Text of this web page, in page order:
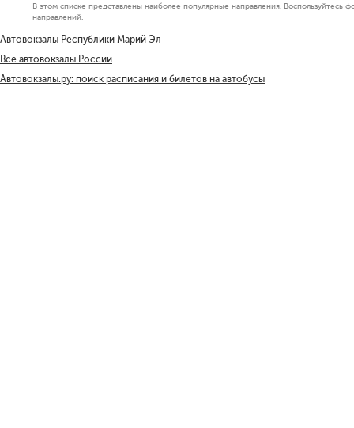
В этом списке представлены наиболее популярные направления. Воспользуйтесь
направлений.
Автовокзалы Республики Марий Эл
Все автовокзалы России
Автовокзалы.ру: поиск расписания и билетов на автобусы